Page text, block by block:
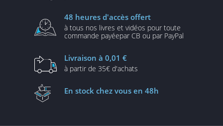
48 heures d'accès offert
à tous nos livres et vidéos pour toute
commande payéepar CB ou par PayPal
Livraison à 0,01 €
à partir de 35€ d'achats
En stock chez vous en 48h